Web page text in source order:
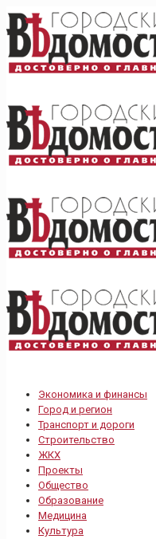
Экономика и финансы
Город и регион
Транспорт и дороги
Строительство
ЖКХ
Проекты
Общество
Образование
Медицина
Культура